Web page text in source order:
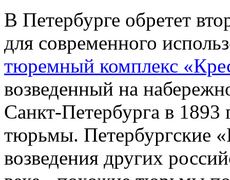
В Петербурге обретет
для современного
тюремный комплекс
возведенный на
Санкт-Петербурга в 1893
тюрьмы. Петербургские
возведения других